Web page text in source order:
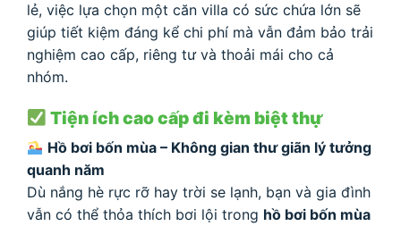
lẻ, việc lựa chọn một căn villa có sức chứa lớn sẽ
giúp tiết kiệm đáng kể chi phí mà vẫn đảm bảo trải
nghiệm cao cấp, riêng tư và thoải mái cho cả
nhóm.
Tiện ích cao cấp đi kèm biệt thự
Hồ bơi bốn mùa – Không gian thư giãn lý tưởng
quanh năm
Dù nắng hè rực rỡ hay trời se lạnh, bạn và gia đình
vẫn có thể thỏa thích bơi lội trong hồ bơi bốn mùa